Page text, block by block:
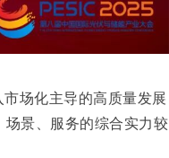
场化主导的高质量发展
场景、服务的综合实力较